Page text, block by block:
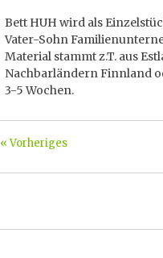
Bett HUH wird als
Vater-Sohn
Material stammt z.T. aus
Nachbarländern Finnland
3-5 Wochen.
« Vorheriges